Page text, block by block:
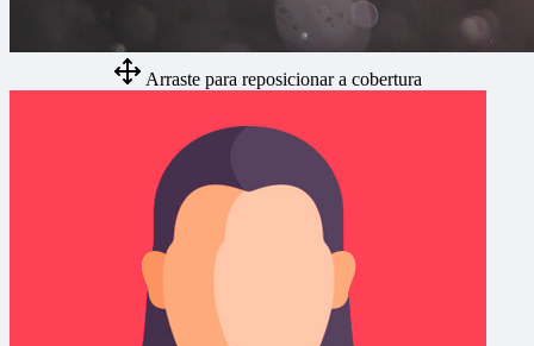
Arraste para reposicionar a cobertura